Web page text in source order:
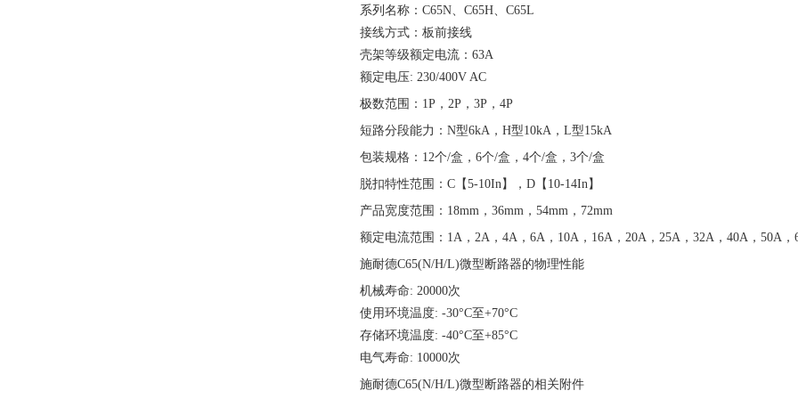
系列名称：C65N、C65H、C65L
接线方式：板前接线
壳架等级额定电流：63A
额定电压: 230/400V AC
极数范围：1P，2P，3P，4P
短路分段能力：N型6kA，H型10kA，L型15kA
包装规格：12个/盒，6个/盒，4个/盒，3个/盒
脱扣特性范围：C【5-10In】，D【10-14In】
产品宽度范围：18mm，36mm，54mm，72mm
额定电流范围：1A，2A，4A，6A，10A，16A，20A，25A，32A，40A，50A，
施耐德C65(N/H/L)微型断路器的物理性能
机械寿命: 20000次
使用环境温度: -30°C至+70°C
存储环境温度: -40°C至+85°C
电气寿命: 10000次
施耐德C65(N/H/L)微型断路器的相关附件